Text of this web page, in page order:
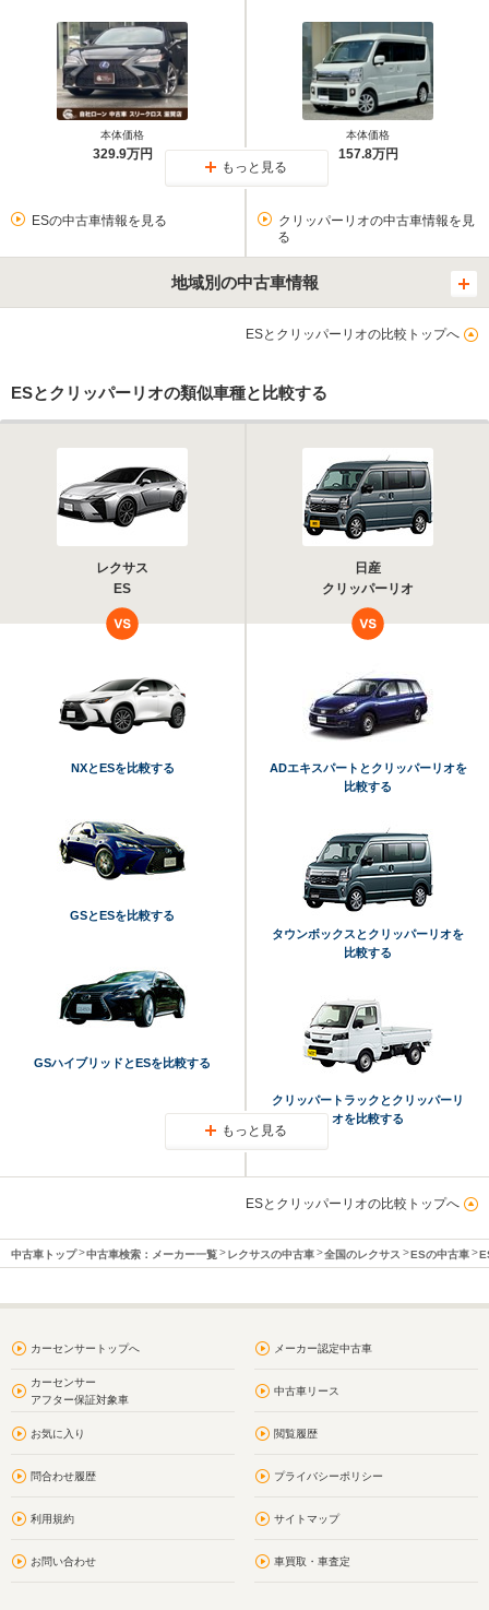
本体価格
329.9万円
本体価格
157.8万円
もっと見る
ESの中古車情報を見る
クリッパーリオの中古車情報を見
る
地域別の中古車情報
ESとクリッパーリオの比較トップへ
ESとクリッパーリオの類似車種と比較する
レクサス
ES
日産
クリッパーリオ
NXとESを比較する
GSとESを比較する
GSハイブリッドとESを比較する
ADエキスパートとクリッパーリオを
比較する
タウンボックスとクリッパーリオを
比較する
クリッパートラックとクリッパーリ
オを比較する
もっと見る
ESとクリッパーリオの比較トップへ
中古車トップ 中古車検索：メーカー一覧 レクサスの中古車 全国のレクサス ESの中古車
カーセンサートップへ メーカー認定中古車
カーセンサー
アフター保証対象車
中古車リース
お気に入り 閲覧履歴
問合わせ履歴 プライバシーポリシー
利用規約 サイトマップ
お問い合わせ 車買取・車査定